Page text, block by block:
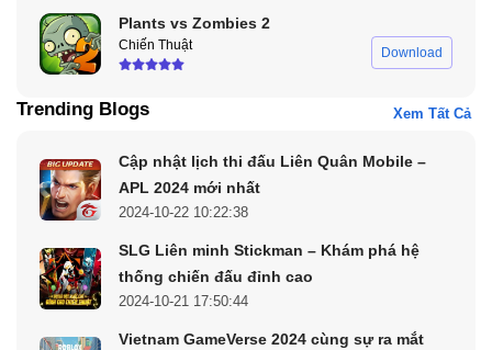
Plants vs Zombies 2
Chiến Thuật Download
Trending Blogs Xem Tất Cả
Cập nhật lịch thi đấu Liên Quân Mobile –
APL 2024 mới nhất
2024-10-22 10:22:38
SLG Liên minh Stickman – Khám phá hệ
thống chiến đấu đỉnh cao
2024-10-21 17:50:44
Vietnam GameVerse 2024 cùng sự ra mắt